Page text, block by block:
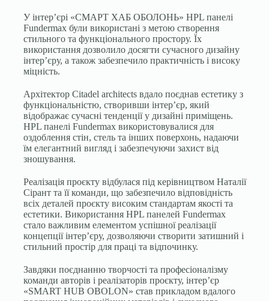
У інтер’єрі «СМАРТ ХАБ ОБОЛОНЬ» HPL панелі
Fundermax були використані з метою створення
стильного та функціонального простору. Їх
використання дозволило досягти сучасного дизайну
інтер’єру, а також забезпечило практичність і високу
міцність.
Архітектор Citadel architects вдало поєднав естетику з
функціональністю, створивши інтер’єр, який
відображає сучасні тенденції у дизайні приміщень.
HPL панелі Fundermax використовувалися для
оздоблення стін, стель та інших поверхонь, надаючи
їм елегантний вигляд і забезпечуючи захист від
зношування.
Реалізація проєкту відбулася під керівництвом Наталії
Сірант та її команди, що забезпечило відповідність
всіх деталей проєкту високим стандартам якості та
естетики. Використання HPL панелей Fundermax
стало важливим елементом успішної реалізації
концепції інтер’єру, дозволяючи створити затишний і
стильний простір для праці та відпочинку.
Завдяки поєднанню творчості та професіоналізму
команди авторів і реалізаторів проєкту, інтер’єр
«SMART HUB OBOLON» став прикладом вдалого